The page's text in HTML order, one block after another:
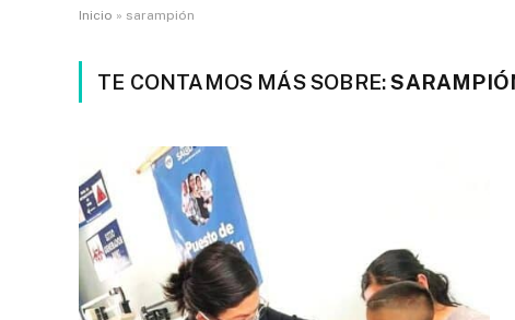
Inicio » sarampión
TE CONTAMOS MÁS SOBRE: